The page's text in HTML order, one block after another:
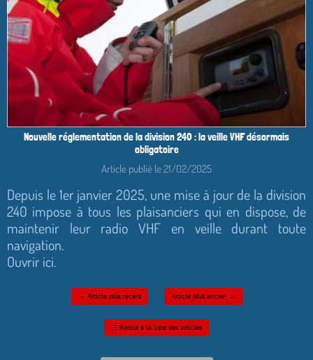
Nouvelle réglementation de la division 240 : la veille VHF désormais
obligatoire
Article publié le 21/02/2025
Depuis le 1er janvier 2025, une mise à jour de la division
240 impose à tous les plaisanciers qui en dispose, de
maintenir leur radio VHF en veille durant toute
navigation.
Ouvrir ici.
← Article plus récent Article plus ancien→
☰ Retour à la liste des articles